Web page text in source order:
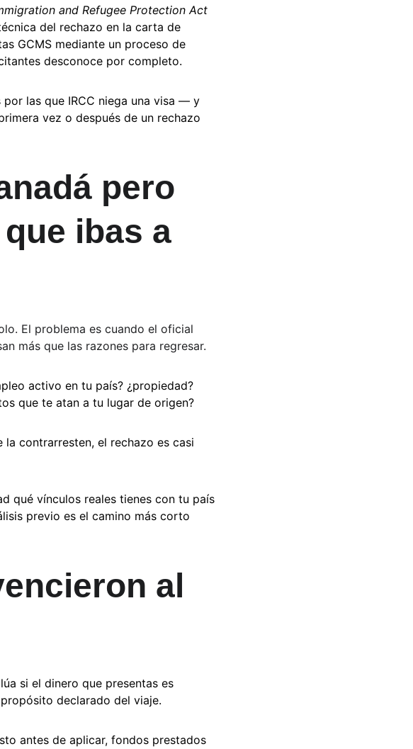
and Refugee Protection Act
del rechazo en la carta de
GCMS mediante un proceso de
desconoce por completo.
las que IRCC niega una visa — y
vez o después de un rechazo
pero
ibas a
El problema es cuando el oficial
más que las razones para regresar.
activo en tu país? ¿propiedad?
que te atan a tu lugar de origen?
la contrarresten, el rechazo es casi
qué vínculos reales tienes con tu país
previo es el camino más corto
al
si el dinero que presentas es
declarado del viaje.
antes de aplicar, fondos prestados